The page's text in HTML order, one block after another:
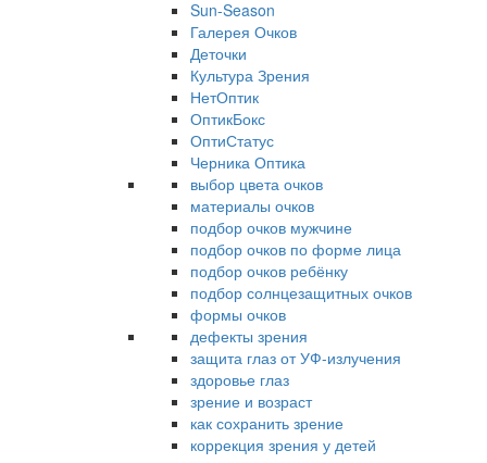
Sun-Season
Галерея Очков
Деточки
Культура Зрения
НетОптик
ОптикБокс
ОптиСтатус
Черника Оптика
выбор цвета очков
материалы очков
подбор очков мужчине
подбор очков по форме лица
подбор очков ребёнку
подбор солнцезащитных очков
формы очков
дефекты зрения
защита глаз от УФ-излучения
здоровье глаз
зрение и возраст
как сохранить зрение
коррекция зрения у детей